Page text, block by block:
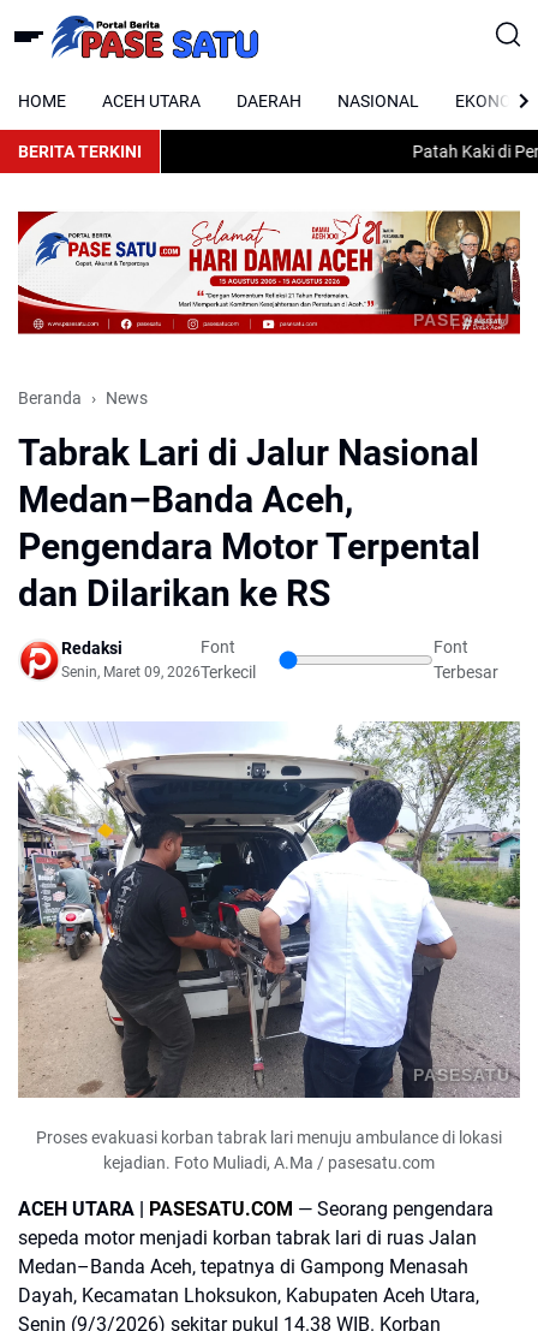
HOME ACEH UTARA DAERAH NASIONAL EKONOMI
BERITA TERKINI Patah Kaki di
PASESATU
Beranda News
Tabrak Lari di Jalur Nasional
Medan–Banda Aceh,
Pengendara Motor Terpental
dan Dilarikan ke RS
Redaksi
Senin, Maret 09, 2026
Font
Terkecil
Font
Terbesar
PASESATU
Proses evakuasi korban tabrak lari menuju ambulance di lokasi
kejadian. Foto Muliadi, A.Ma / pasesatu.com
ACEH UTARA | PASESATU.COM — Seorang pengendara
sepeda motor menjadi korban tabrak lari di ruas Jalan
Medan–Banda Aceh, tepatnya di Gampong Menasah
Dayah, Kecamatan Lhoksukon, Kabupaten Aceh Utara,
Senin (9/3/2026) sekitar pukul 14.38 WIB. Korban